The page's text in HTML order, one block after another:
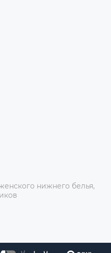
нижнего белья,